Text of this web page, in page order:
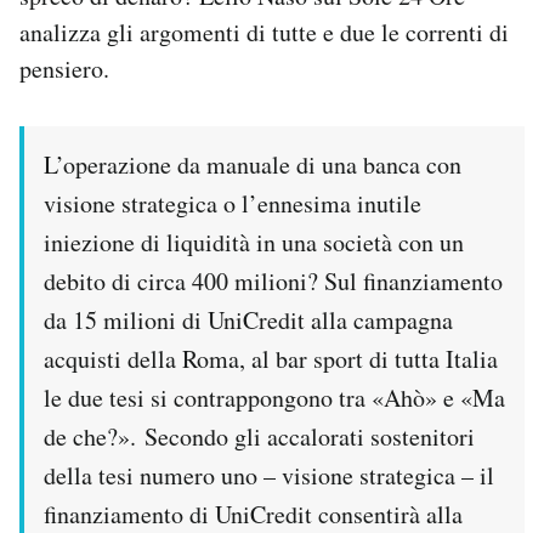
Esci
analizza gli argomenti di tutte e due le correnti di
pensiero.
L’operazione da manuale di una banca con
visione strategica o l’ennesima inutile
iniezione di liquidità in una società con un
debito di circa 400 milioni? Sul finanziamento
da 15 milioni di UniCredit alla campagna
acquisti della Roma, al bar sport di tutta Italia
le due tesi si contrappongono tra «Ahò» e «Ma
de che?». Secondo gli accalorati sostenitori
della tesi numero uno – visione strategica – il
finanziamento di UniCredit consentirà alla